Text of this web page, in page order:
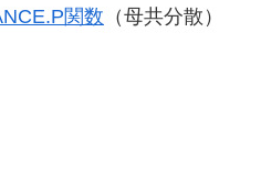
関数 （母共分散）